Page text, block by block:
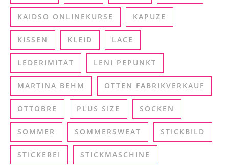
KAIDSO ONLINEKURSE KAPUZE
KISSEN KLEID LACE
LEDERIMITAT LENI PEPUNKT
MARTINA BEHM OTTEN FABRIKVERKAUF
OTTOBRE PLUS SIZE SOCKEN
SOMMER SOMMERSWEAT STICKBILD
STICKEREI STICKMASCHINE